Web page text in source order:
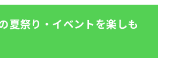
夏祭り・イベントを楽しも